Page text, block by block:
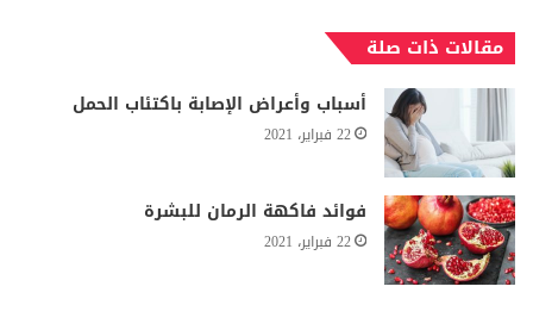
مقالات ذات صلة
أسباب وأعراض الإصابة باكتئاب الحمل
22 فبراير، 2021
فوائد فاكهة الرمان للبشرة
22 فبراير، 2021